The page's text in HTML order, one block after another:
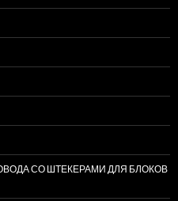
СО ШТЕКЕРАМИ ДЛЯ БЛОКОВ